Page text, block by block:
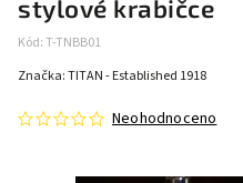
stylové krabičce
Kód:T-TNBB01
Neohodnoceno
Značka:TITAN - Established 1918